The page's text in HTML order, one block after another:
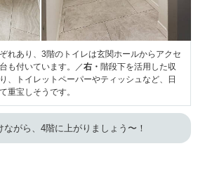
れあり、3階のトイレは玄関ホールからアクセ
も付いています。／右・ 階段下を活用した収
、トイレットペーパーやティッシュなど、日
重宝しそうです。
ながら、4階に上がりましょう〜！